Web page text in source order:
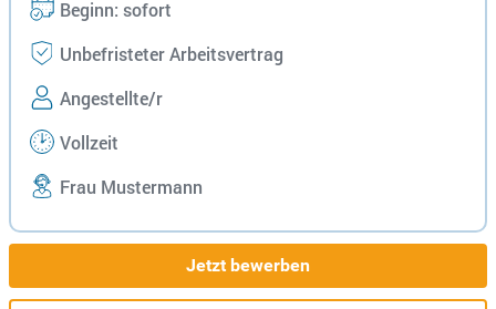
Beginn: sofort
Unbefristeter Arbeitsvertrag
Angestellte/r
Vollzeit
Frau Mustermann
Jetzt bewerben